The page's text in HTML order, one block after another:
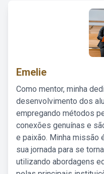
Emelie
Como mentor, minha
desenvolvimento dos
empregando métodos
conexões genuínas e
e paixão. Minha missão
sua jornada para se
utilizando abordagens